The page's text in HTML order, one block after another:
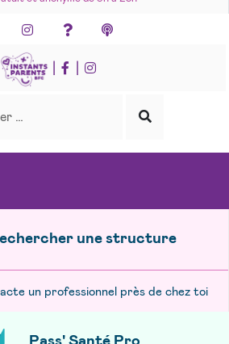
FacebookInstagramFoire aux questions
Lancer
recherche
une structure
un professionnel près de chez toi